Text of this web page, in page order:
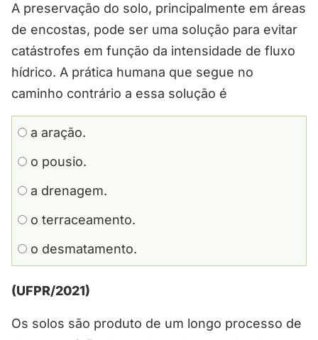
A preservação do solo, principalmente em áreas
de encostas, pode ser uma solução para evitar
catástrofes em função da intensidade de fluxo
hídrico. A prática humana que segue no
caminho contrário a essa solução é
a aração.
o pousio.
a drenagem.
o terraceamento.
o desmatamento.
(UFPR/2021)
Os solos são produto de um longo processo de